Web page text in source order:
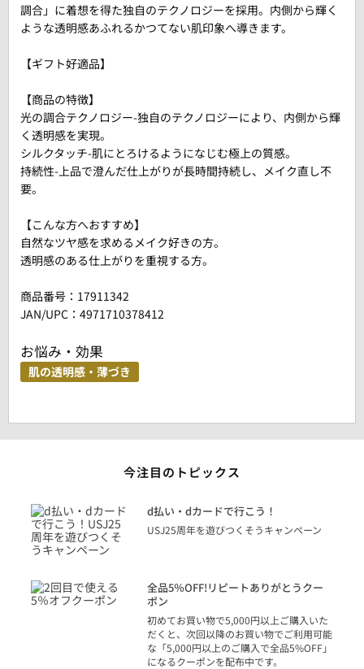
調合」に着想を得た独自のテクノロジーを採用。内側から輝く
ような透明感あふれるかつてない肌印象へ導きます。
【ギフト好適品】
【商品の特徴】
光の調合テクノロジー-独自のテクノロジーにより、内側から輝
く透明感を実現。
シルクタッチ-肌にとろけるようになじむ極上の質感。
持続性-上品で澄んだ仕上がりが長時間持続し、メイク直し不
要。
【こんな方へおすすめ】
自然なツヤ感を求めるメイク好きの方。
透明感のある仕上がりを重視する方。
商品番号： 17911342
JAN/UPC：4971710378412
お悩み・効果
肌の透明感・薄づき
今注目のトピックス
d払い・dカードで行こう！
USJ25周年を遊びつくそうキャンペーン
全品5％OFF!リピートありがとうクー
ポン
初めてお買い物で5,000円以上ご購入いた
だくと、次回以降のお買い物でご利用可能
な「5,000円以上のご購入で全品5%OFF」
になるクーポンを配布中です。